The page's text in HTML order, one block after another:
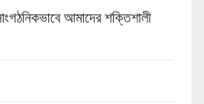
আমাদের শক্তিশালী